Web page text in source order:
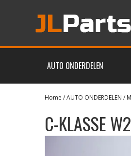
AUTO ONDERDELEN
Home /AUTO ONDERDELEN /
C-KLASSE